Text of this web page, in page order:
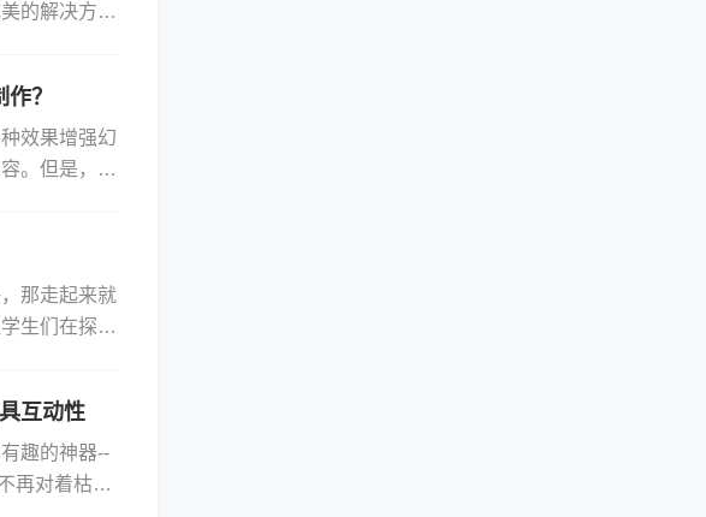
的解决方
？
效果增强幻
。但是，有
那走起来就
生们在探索
互动性
趣的神器--
再对着枯燥